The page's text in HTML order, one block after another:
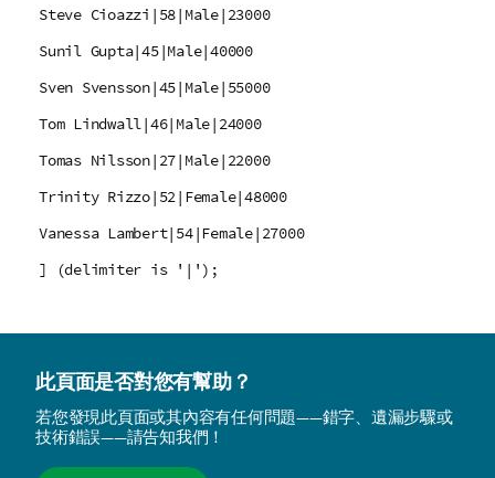
Steve Cioazzi|58|Male|23000
Sunil Gupta|45|Male|40000
Sven Svensson|45|Male|55000
Tom Lindwall|46|Male|24000
Tomas Nilsson|27|Male|22000
Trinity Rizzo|52|Female|48000
Vanessa Lambert|54|Female|27000
] (delimiter is '|');
此頁面是否對您有幫助？
若您發現此頁面或其內容有任何問題——錯字、遺漏步驟或
技術錯誤——請告知我們！